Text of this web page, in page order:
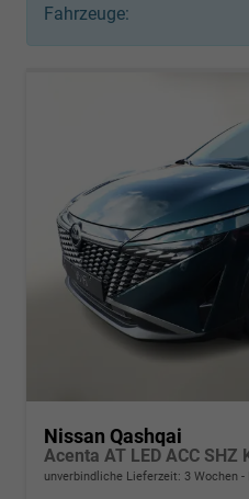
Fahrzeuge:
Nissan Qashqai
Acenta AT LED ACC SHZ
unverbindliche Lieferzeit: 3 Wochen